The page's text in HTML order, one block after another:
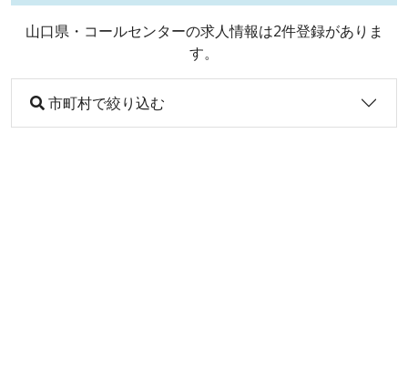
山口県・コールセンターの求人情報は2件登録がありま
す。
市町村で絞り込む